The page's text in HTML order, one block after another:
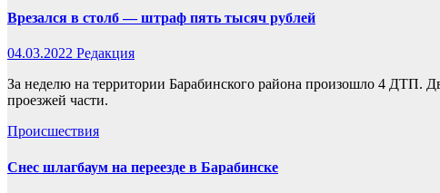
Врезался в столб — штраф пять тысяч рублей
04.03.2022 Редакция
За неделю на территории Барабинского района произошло 4 ДТП.
проезжей части.
Происшествия
Снес шлагбаум на переезде в Барабинске